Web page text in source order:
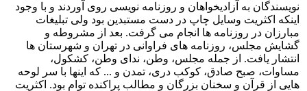
نویسندگان به آزادیخواهان و روزنامه نویسی روی آوردند و با وجود
اینکه اکثریت وسایل چاپ در دست مستبدین بود ولی تبلیغات
مبارزان در روزنامه ها انجام می گرفت. بعد از مشروطه و
گشایش مجلس، روزنامه های فراوانی در تهران و شهرستان ها
انتشار یافت. از جمله مجلس، وطن، ندای وطن، کشکول،
مساوات، صبح صادق، کوکب دری، تمدن و ... که اینها با سر لوحه
هایی از قرآن و سخنان بزرگان و مطالب پراکنده توام بود. اکثریت